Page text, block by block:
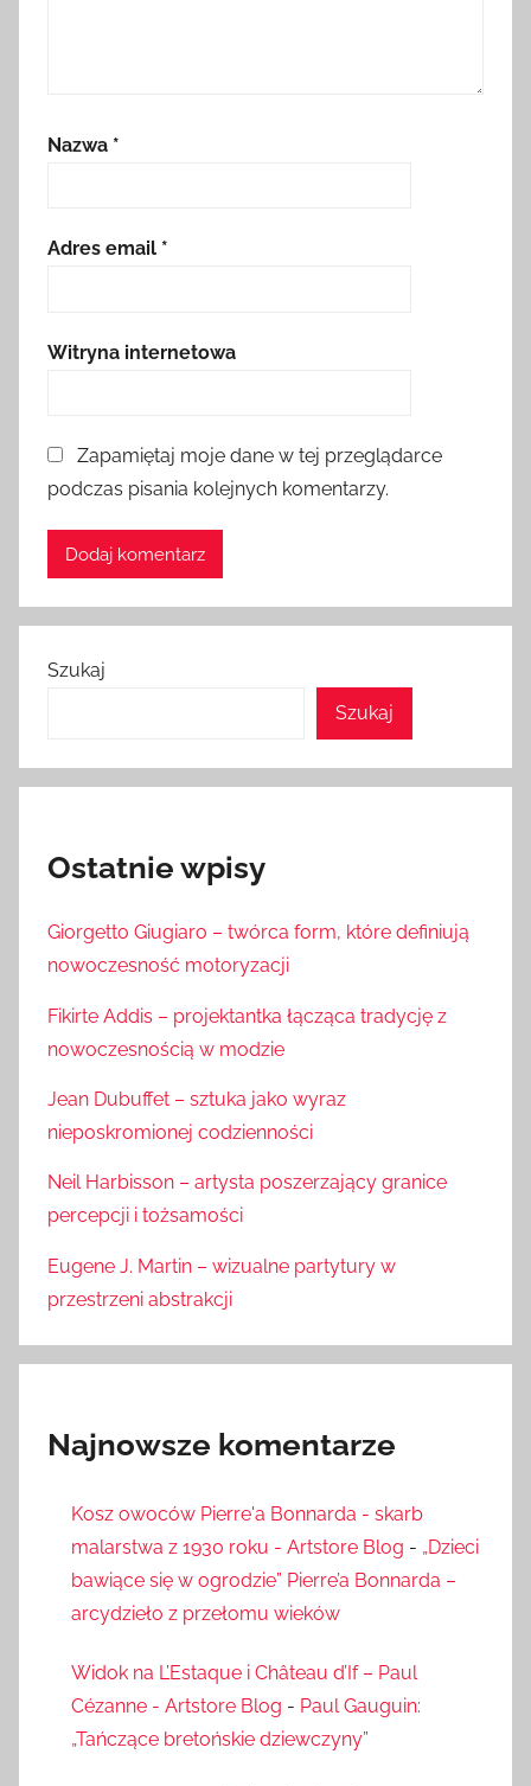
Nazwa *
Adres email *
Witryna internetowa
Zapamiętaj moje dane w tej przeglądarce
podczas pisania kolejnych komentarzy.
Szukaj
Szukaj
Ostatnie wpisy
Giorgetto Giugiaro – twórca form, które definiują
nowoczesność motoryzacji
Fikirte Addis – projektantka łącząca tradycję z
nowoczesnością w modzie
Jean Dubuffet – sztuka jako wyraz
nieposkromionej codzienności
Neil Harbisson – artysta poszerzający granice
percepcji i tożsamości
Eugene J. Martin – wizualne partytury w
przestrzeni abstrakcji
Najnowsze komentarze
Kosz owoców Pierre'a Bonnarda - skarb
malarstwa z 1930 roku - Artstore Blog - „Dzieci
bawiące się w ogrodzie” Pierre’a Bonnarda –
arcydzieło z przełomu wieków
Widok na L’Estaque i Château d’If – Paul
Cézanne - Artstore Blog - Paul Gauguin:
„Tańczące bretońskie dziewczyny”